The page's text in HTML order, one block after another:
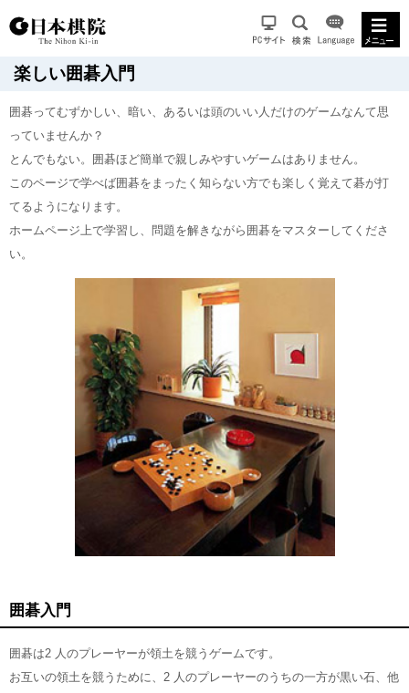
楽しい囲碁入門
囲碁ってむずかしい、暗い、あるいは頭のいい人だけのゲームなんて思
っていませんか？
とんでもない。囲碁ほど簡単で親しみやすいゲームはありません。
このページで学べば囲碁をまったく知らない方でも楽しく覚えて碁が打
てるようになります。
ホームページ上で学習し、問題を解きながら囲碁をマスターしてくださ
い。
囲碁入門
囲碁は2 人のプレーヤーが領土を競うゲームです。
お互いの領土を競うために、2 人のプレーヤーのうちの一方が黒い石、他